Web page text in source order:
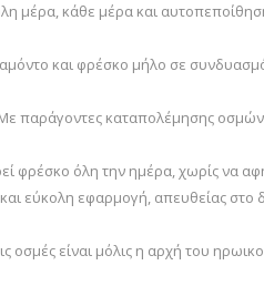
κάθε μέρα και
και φρέσκο μήλο σε
καταπολέμησης
φρέσκο όλη την ημέρα, χωρίς να
εύκολη εφαρμογή, απευθείας στο
είναι μόλις η αρχή του